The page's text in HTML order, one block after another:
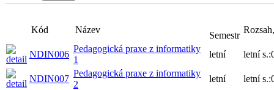
Kód Název
Semestr
NDIN006
Pedagogická praxe z informatiky
1
letní letní
NDIN007
Pedagogická praxe z informatiky
2
letní letní